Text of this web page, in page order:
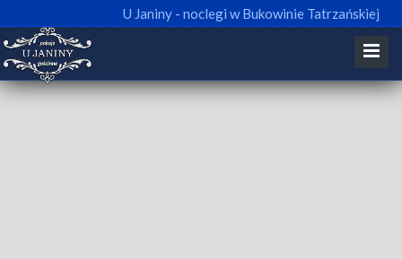
U Janiny - noclegi w Bukowinie Tatrzańskiej